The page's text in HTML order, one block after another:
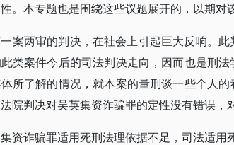
。本专题也是围绕这些议题展开的，以期对
案两审的判决，在社会上引起巨大反响。
类案件今后的司法判决走向，因而也是刑
所了解的情况，就本案的量刑谈一些个人
院判决对吴英集资诈骗罪的定性没有错误，
资诈骗罪适用死刑法理依据不足，司法适用